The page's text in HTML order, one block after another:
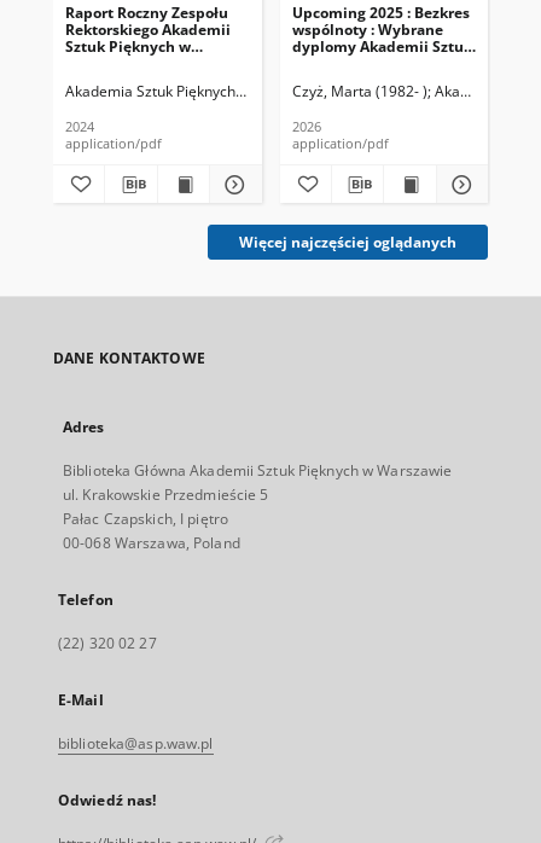
Raport Roczny Zespołu
Rektorskiego Akademii
Sztuk Pięknych w
Akademia Sztuk Pięknych (Warszawa ; 1957- ) Bury, Joanna
2024
application/pdf
Upcoming 2025 : Bezkres
wspólnoty : Wybrane
dyplomy Akademii Sztuk
Boundless community :
Selected Degree Pieces of
in Warsaw
Czyż, Marta (1982- ) Akademia
2026
application/pdf
Więcej najczęściej oglądanych
DANE KONTAKTOWE
Adres
Biblioteka Główna Akademii Sztuk Pięknych w Warszawie
ul. Krakowskie Przedmieście 5
Pałac Czapskich, I piętro
00-068 Warszawa, Poland
Telefon
(22) 320 02 27
E-Mail
biblioteka@asp.waw.pl
Odwiedź nas!